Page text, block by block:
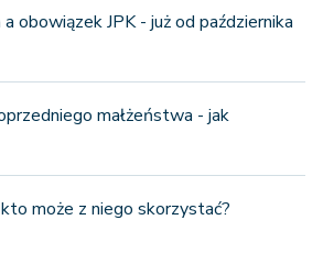
obowiązek JPK - już od października
małżeństwa - jak
może z niego skorzystać?